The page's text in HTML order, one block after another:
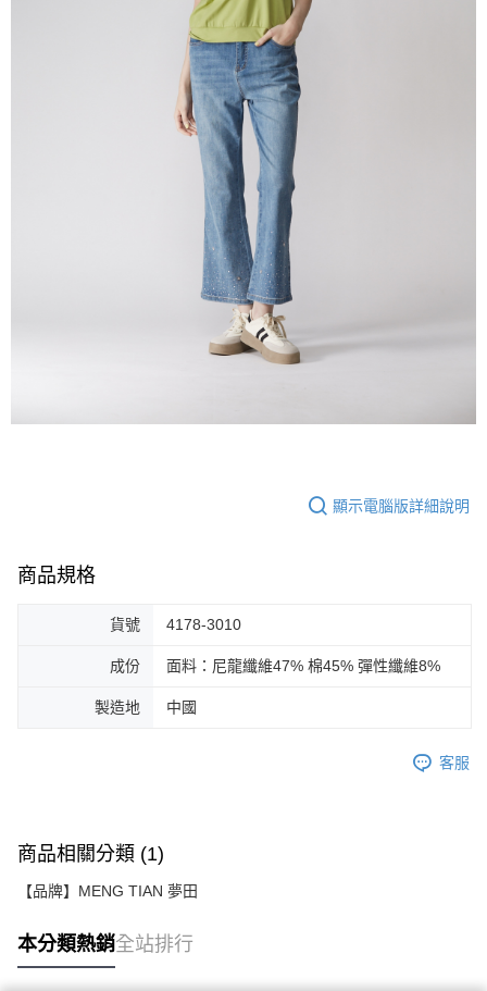
顯示電腦版詳細說明
商品規格
貨號 4178-3010
成份 面料：尼龍纖維47% 棉45% 彈性纖維8%
製造地 中國
客服
商品相關分類 (1)
【品牌】MENG TIAN 夢田
本分類熱銷全站排行